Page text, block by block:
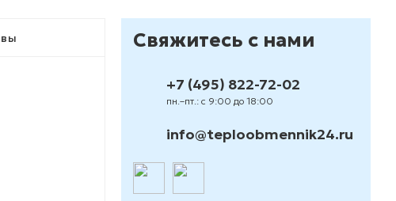
Свяжитесь с нами
+7 (495) 822-72-02
пн.–пт.: с 9:00 до 18:00
info@teploobmennik24.ru